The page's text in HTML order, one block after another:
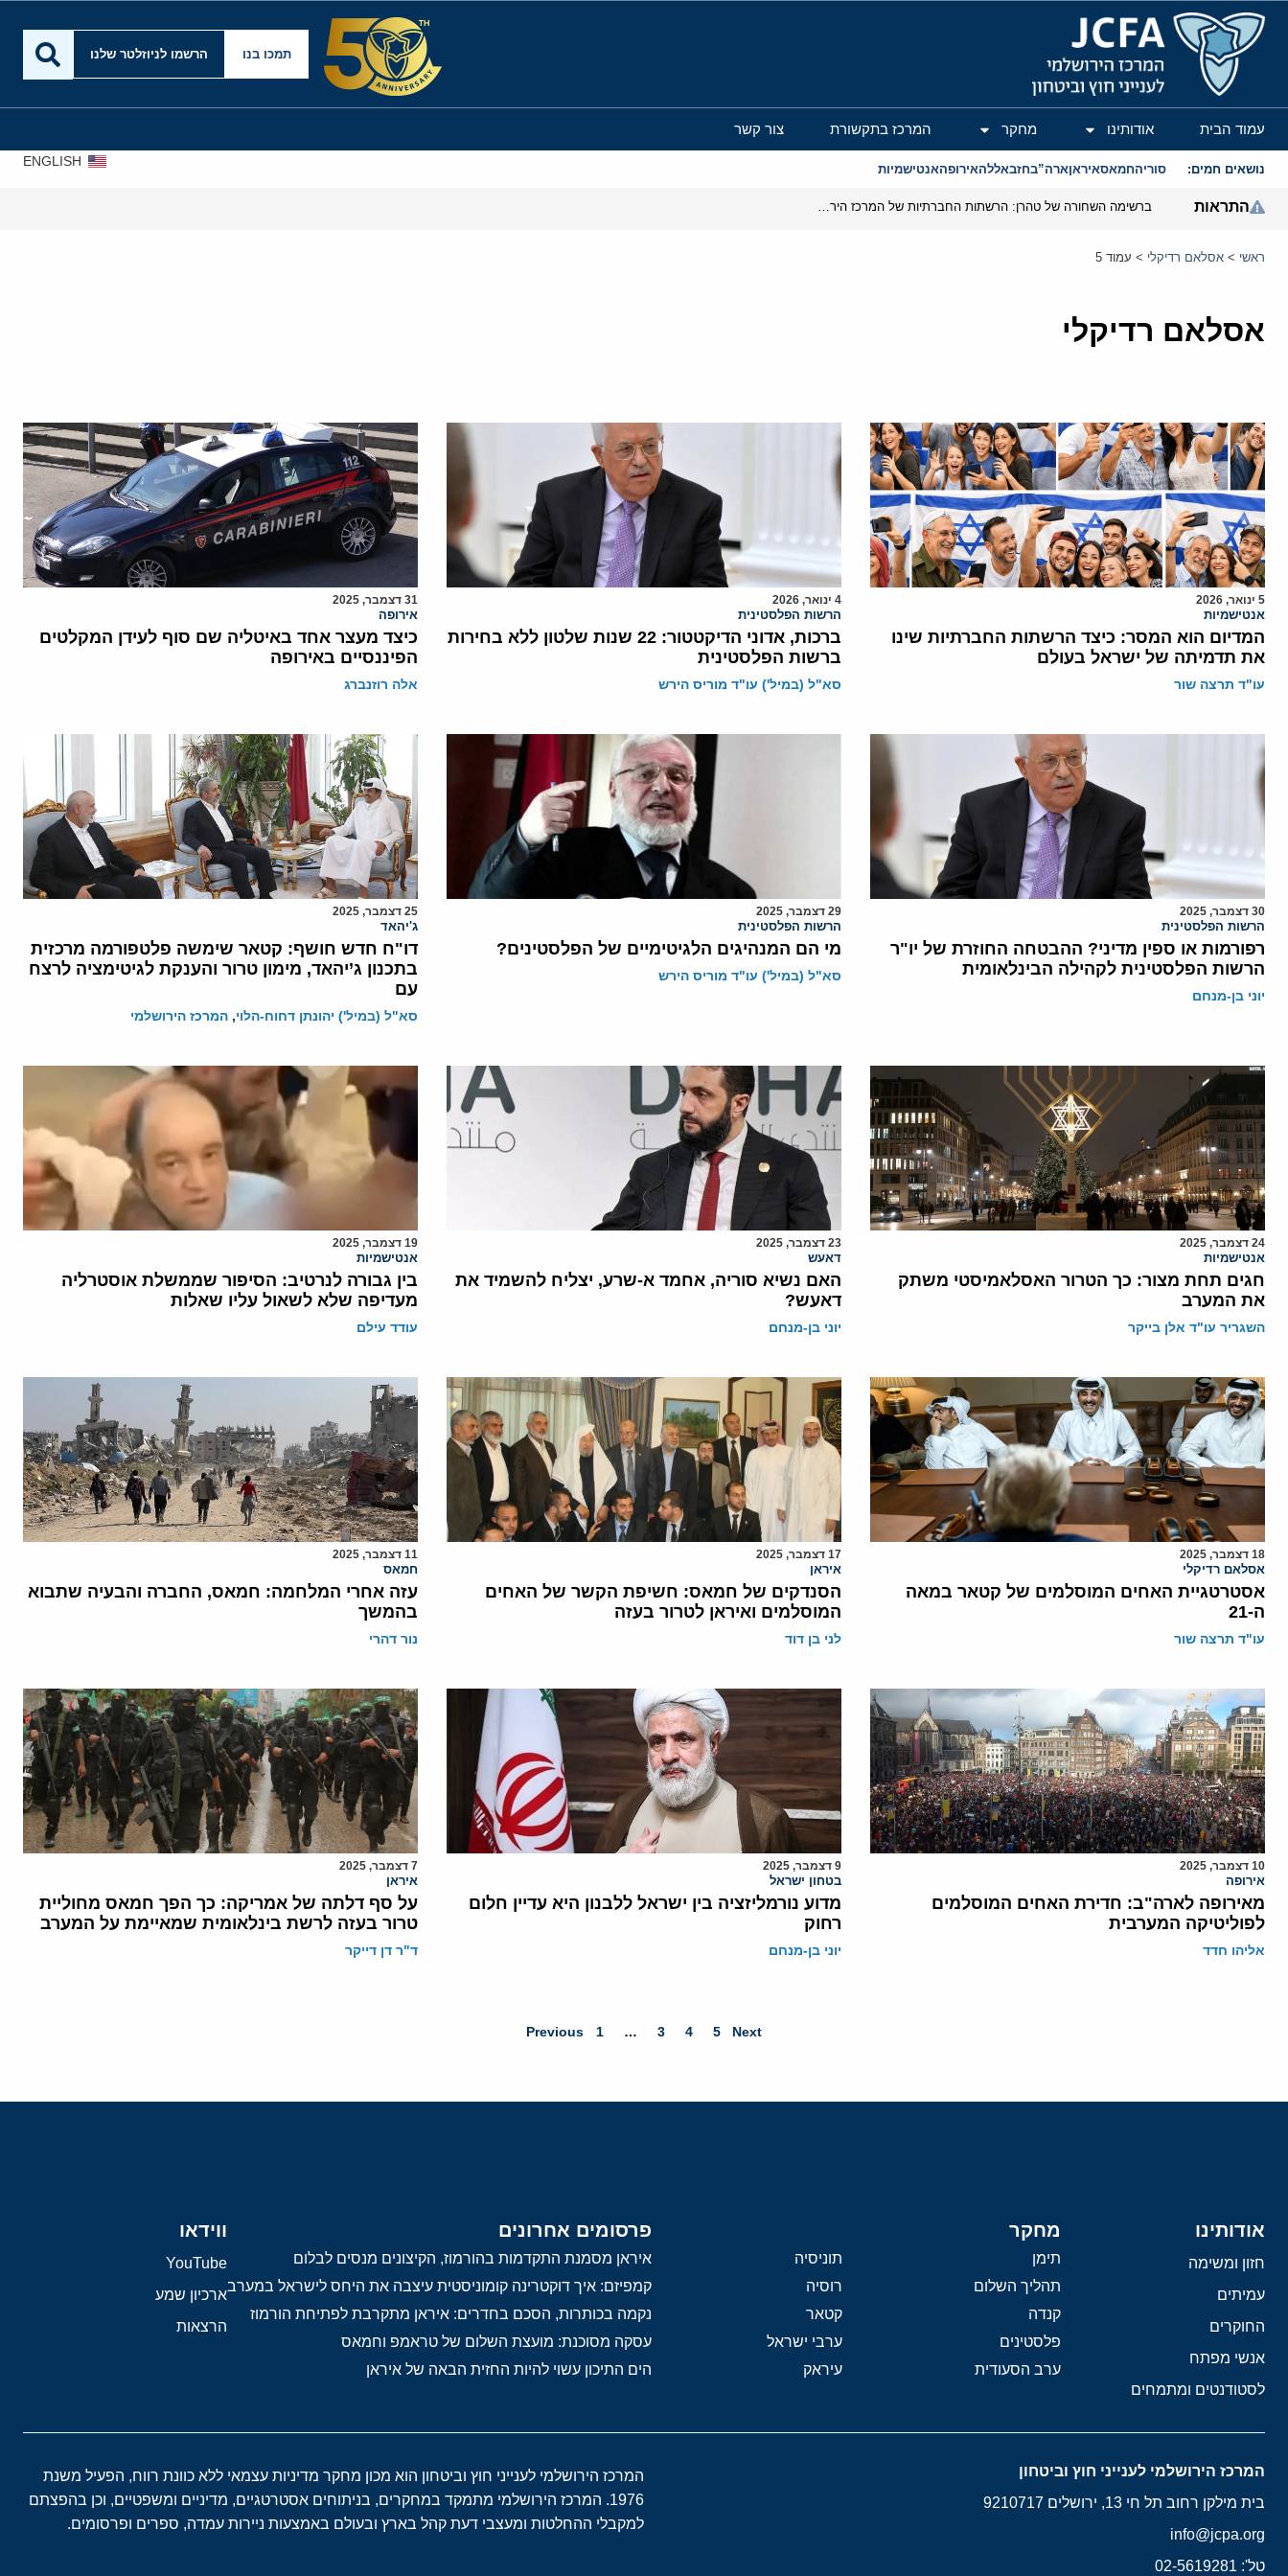
המרכז הירושלמי לענייני חוץ וביטחון
תמכו בנו הרשמו לניוזלטר שלנו
עמוד הבית אודותינו מחקר המרכז בתקשורת צור קשר
נושאים חמים: סוריהחמאסאיראןארה”בחזבאללהאירופהאנטישמיות
ENGLISH
התראות ברשימה השחורה של טהרן: הרשתות החברתיות של המרכז הירושלמי לענייני חוץ וביטחון סומנו על ידי משרד המודיעין האיראני
ראשי > אסלאם רדיקלי > עמוד 5
אסלאם רדיקלי
5 ינואר, 2026
אנטישמיות
המדיום הוא המסר: כיצד הרשתות החברתיות שינו
את תדמיתה של ישראל בעולם
עו"ד תרצה שור
4 ינואר, 2026
הרשות הפלסטינית
ברכות, אדוני הדיקטטור: 22 שנות שלטון ללא בחירות
ברשות הפלסטינית
סא"ל (במיל') עו"ד מוריס הירש
31 דצמבר, 2025
אירופה
כיצד מעצר אחד באיטליה שם סוף לעידן המקלטים
הפיננסיים באירופה
אלה רוזנברג
30 דצמבר, 2025
הרשות הפלסטינית
רפורמות או ספין מדיני? ההבטחה החוזרת של יו"ר
הרשות הפלסטינית לקהילה הבינלאומית
יוני בן-מנחם
29 דצמבר, 2025
הרשות הפלסטינית
מי הם המנהיגים הלגיטימיים של הפלסטינים?
סא"ל (במיל') עו"ד מוריס הירש
25 דצמבר, 2025
ג'יהאד
דו"ח חדש חושף: קטאר שימשה פלטפורמה מרכזית
בתכנון ג’יהאד, מימון טרור והענקת לגיטימציה לרצח
עם
סא"ל (במיל') יהונתן דחוח-הלוי, המרכז הירושלמי
24 דצמבר, 2025
אנטישמיות
חגים תחת מצור: כך הטרור האסלאמיסטי משתק
את המערב
השגריר עו"ד אלן בייקר
23 דצמבר, 2025
דאעש
האם נשיא סוריה, אחמד א-שרע, יצליח להשמיד את
דאעש?
יוני בן-מנחם
19 דצמבר, 2025
אנטישמיות
בין גבורה לנרטיב: הסיפור שממשלת אוסטרליה
מעדיפה שלא לשאול עליו שאלות
עודד עילם
18 דצמבר, 2025
אסלאם רדיקלי
אסטרטגיית האחים המוסלמים של קטאר במאה
ה-21
עו"ד תרצה שור
17 דצמבר, 2025
איראן
הסנדקים של חמאס: חשיפת הקשר של האחים
המוסלמים ואיראן לטרור בעזה
לני בן דוד
11 דצמבר, 2025
חמאס
עזה אחרי המלחמה: חמאס, החברה והבעיה שתבוא
בהמשך
נור דהרי
10 דצמבר, 2025
אירופה
מאירופה לארה"ב: חדירת האחים המוסלמים
לפוליטיקה המערבית
אליהו חדד
9 דצמבר, 2025
בטחון ישראל
מדוע נורמליזציה בין ישראל ללבנון היא עדיין חלום
רחוק
יוני בן-מנחם
7 דצמבר, 2025
איראן
על סף דלתה של אמריקה: כך הפך חמאס מחוליית
טרור בעזה לרשת בינלאומית שמאיימת על המערב
ד"ר דן דייקר
Previous 1 … 3 4 5 Next
אודותינו
חזון ומשימה
עמיתים
החוקרים
אנשי מפתח
לסטודנטים ומתמחים
מחקר
תימן
תוניסיה
תהליך השלום
רוסיה
קנדה
קטאר
פלסטינים
ערבי ישראל
ערב הסעודית
עיראק
פרסומים אחרונים
איראן מסמנת התקדמות בהורמוז, הקיצונים מנסים לבלום
קמפיזם: איך דוקטרינה קומוניסטית עיצבה את היחס לישראל במערב
נקמה בכותרות, הסכם בחדרים: איראן מתקרבת לפתיחת הורמוז
עסקה מסוכנת: מועצת השלום של טראמפ וחמאס
הים התיכון עשוי להיות החזית הבאה של איראן
ווידאו
YouTube
ארכיון שמע
הרצאות
המרכז הירושלמי לענייני חוץ וביטחון
בית מילקן רחוב תל חי 13, ירושלים 9210717
info@jcpa.org
טל': 02-5619281
המרכז הירושלמי לענייני חוץ וביטחון הוא מכון מחקר מדיניות עצמאי ללא כוונת רווח, הפעיל משנת
1976. המרכז הירושלמי מתמקד במחקרים, בניתוחים אסטרטגיים, מדיניים ומשפטיים, וכן בהפצתם
למקבלי ההחלטות ומעצבי דעת קהל בארץ ובעולם באמצעות ניירות עמדה, ספרים ופרסומים.